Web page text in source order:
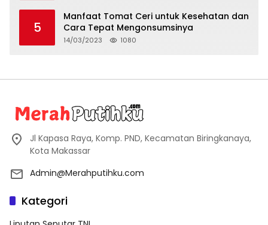
5
Manfaat Tomat Ceri untuk Kesehatan dan
Cara Tepat Mengonsumsinya
14/03/2023 1080
Jl Kapasa Raya, Komp. PND, Kecamatan Biringkanaya,
Kota Makassar
Admin@Merahputihku.com
Kategori